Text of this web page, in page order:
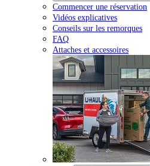
Commencer une réservation
Vidéos explicatives
Conseils sur les remorques
FAQ
Attaches et accessoires